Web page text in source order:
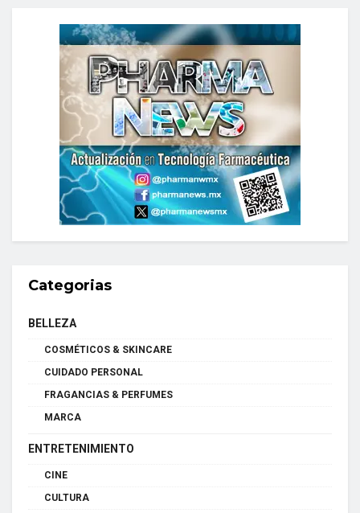
Categorias
BELLEZA
COSMÉTICOS & SKINCARE
CUIDADO PERSONAL
FRAGANCIAS & PERFUMES
MARCA
ENTRETENIMIENTO
CINE
CULTURA